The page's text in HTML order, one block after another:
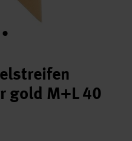
gold M+L 40